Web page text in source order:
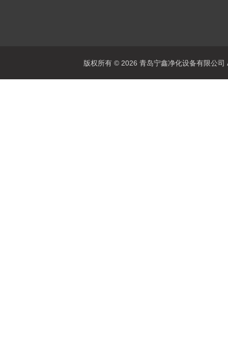
版权所有 © 2026 青岛宁鑫净化设备有限